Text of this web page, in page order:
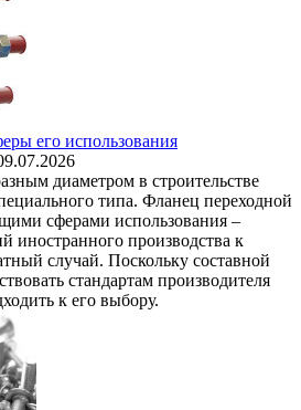
его использования
диаметром в строительстве
типа. Фланец переходной
сферами использования –
иностранного производства к
случай. Поскольку составной
стандартам производителя
к его выбору.